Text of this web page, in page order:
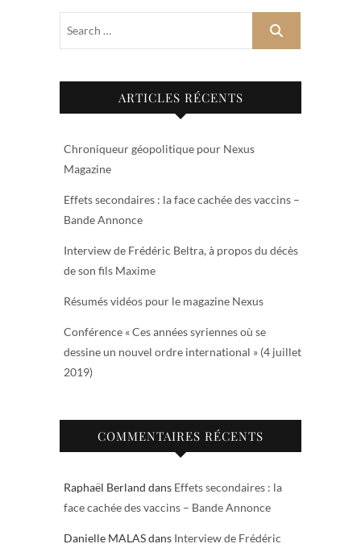
ARTICLES RÉCENTS
Chroniqueur géopolitique pour Nexus
Magazine
Effets secondaires : la face cachée des vaccins –
Bande Annonce
Interview de Frédéric Beltra, à propos du décès
de son fils Maxime
Résumés vidéos pour le magazine Nexus
Conférence « Ces années syriennes où se
dessine un nouvel ordre international » (4 juillet
2019)
COMMENTAIRES RÉCENTS
Raphaël Berland dans Effets secondaires : la
face cachée des vaccins – Bande Annonce
Danielle MALASdans Interview de Frédéric